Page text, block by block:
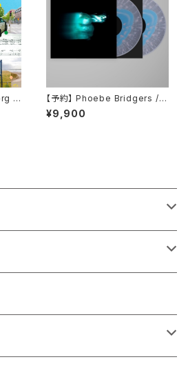
/
【予約】 Phoebe Bridgers / L
ost Weekend （国内盤LP）
¥9,900
集